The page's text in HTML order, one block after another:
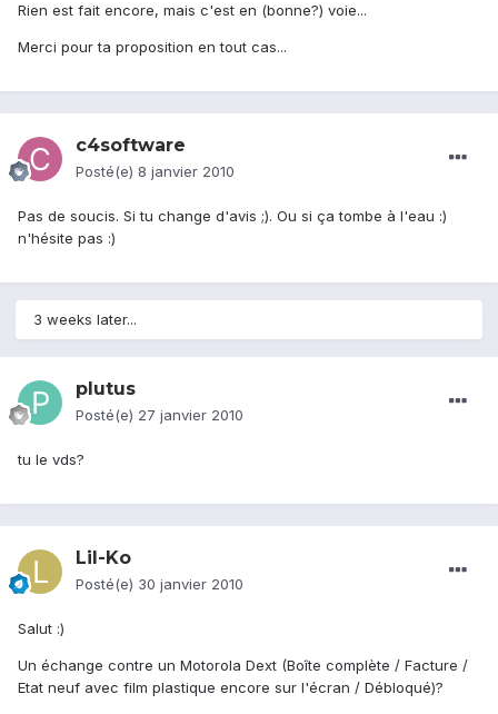
Rien est fait encore, mais c'est en (bonne?) voie...
Merci pour ta proposition en tout cas...
c4software
Posté(e) 8 janvier 2010
Pas de soucis. Si tu change d'avis ;). Ou si ça tombe à l'eau :)
n'hésite pas :)
3 weeks later...
plutus
Posté(e) 27 janvier 2010
tu le vds?
Lil-Ko
Posté(e) 30 janvier 2010
Salut :)
Un échange contre un Motorola Dext (Boîte complète / Facture /
Etat neuf avec film plastique encore sur l'écran / Débloqué)?